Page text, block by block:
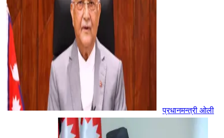
प्रधानमन्त्री ओली